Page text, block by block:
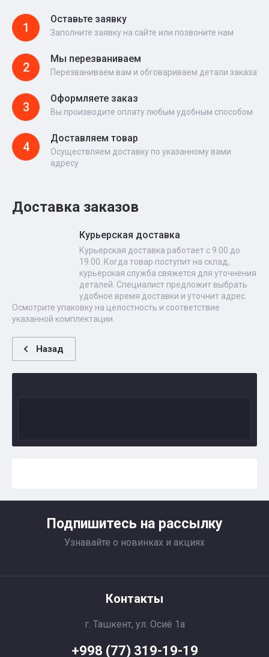
1
Оставьте заявку
Заполните заявку на сайте или позвоните нам
2
Мы перезваниваем
Перезваниваем вам и обговариваем детали заказа
3
Оформляете заказ
Вы производите оплату любым удобным способом
4
Доставляем товар
Осуществляем доставку по указанному вами
адресу
Доставка заказов
Курьерская доставка
Курьерская доставка работает с 9.00 до
19.00. Когда товар поступит на склад,
курьерская служба свяжется для уточнения
деталей. Специалист предложит выбрать
удобное время доставки и уточнит адрес.
Осмотрите упаковку на целостность и соответствие
указанной комплектации.
Назад
Подпишитесь на рассылку
Узнавайте о новинках и акциях
Контакты
г. Ташкент, ул. Осиё 1a
+998 (77) 319-19-19